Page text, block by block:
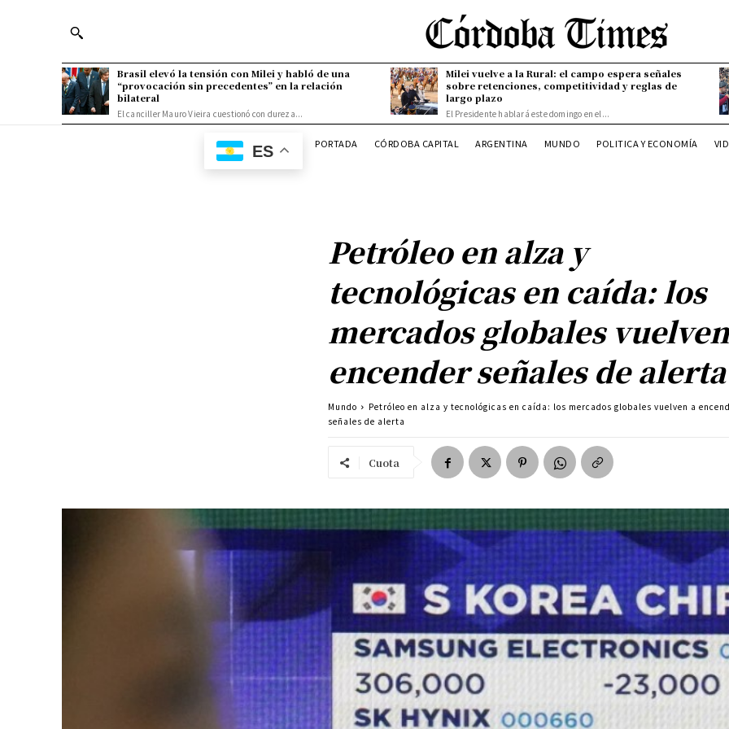
Brasil elevó la tensión con Milei y habló de una
“provocación sin precedentes” en la relación
bilateral
El canciller Mauro Vieira cuestionó con dureza...
Milei vuelve a la Rural: el campo espera señales
sobre retenciones, competitividad y reglas de
largo plazo
El Presidente hablará este domingo en el...
ES PORTADA CÓRDOBA CAPITAL ARGENTINA MUNDO POLITICA Y ECONOMÍA
Petróleo en alza y
tecnológicas en caída: los
mercados globales
encender señales de alerta
Mundo
Petróleo en alza y tecnológicas en caída: los mercados globales vuelven a
señales de alerta
Cuota